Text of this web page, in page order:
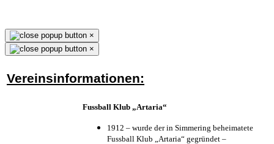
×
×
Vereinsinformationen:
Fussball Klub „Artaria“
1912 – wurde der in Simmering beheimatete
Fussball Klub „Artaria“ gegründet –